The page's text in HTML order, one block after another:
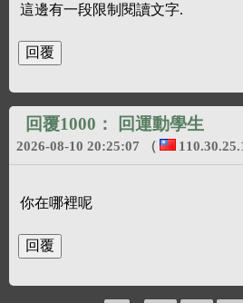
這邊有一段限制閱讀文字.
回覆1000： 回運動學生
2026-08-10 20:25:07 （
你在哪裡呢